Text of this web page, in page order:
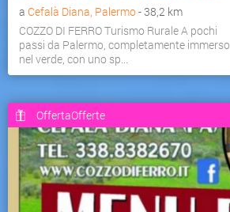
a Cefalà Diana, Palermo- 38,2 km
COZZO DI FERRO Turismo Rurale A pochi
passi da Palermo, completamente immerso
nel verde, con uno sp...
OffertaOfferte